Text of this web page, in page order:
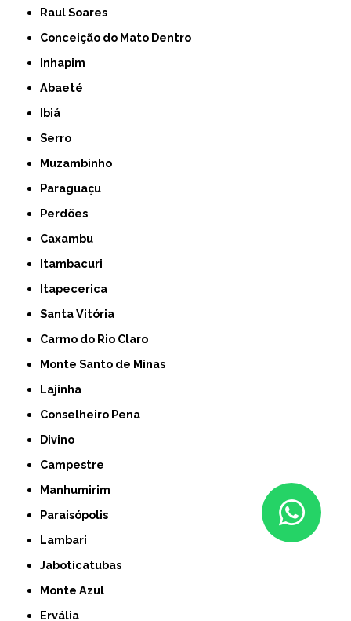
Raul Soares
Conceição do Mato Dentro
Inhapim
Abaeté
Ibiá
Serro
Muzambinho
Paraguaçu
Perdões
Caxambu
Itambacuri
Itapecerica
Santa Vitória
Carmo do Rio Claro
Monte Santo de Minas
Lajinha
Conselheiro Pena
Divino
Campestre
Manhumirim
Paraisópolis
Lambari
Jaboticatubas
Monte Azul
Ervália